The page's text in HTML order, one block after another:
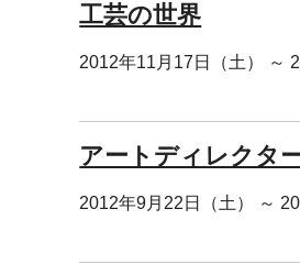
工芸の世界
2012年11月17日（土） ～
アートディレクタ
2012年9月22日（土） ～